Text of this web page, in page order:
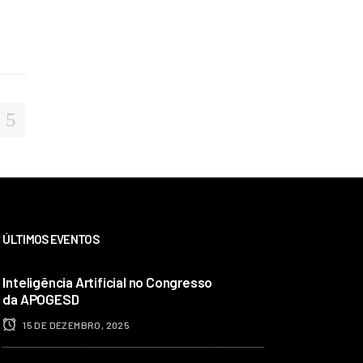
ÚLTIMOS EVENTOS
Inteligência Artificial no Congresso
da APOGESD
15 DE DEZEMBRO, 2025